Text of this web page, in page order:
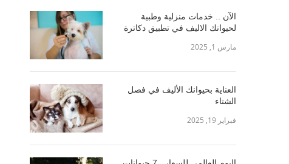
الآن .. خدمات منزلية وطبية
لحيوانك الاليف في تطبيق دكاترة
مارس 1, 2025
العناية بحيوانك الأليف في فصل
الشتاء
فبراير 19, 2025